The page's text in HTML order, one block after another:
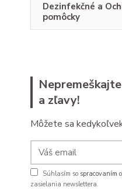
Dezinfekčné a
pomôcky
a zľavy!
Môžete sa
Súhlasím so spracovaním
zasielania newslettera.